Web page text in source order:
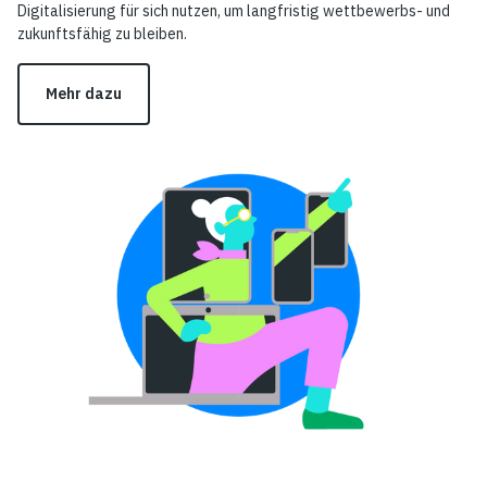
Digitalisierung für sich nutzen, um langfristig wettbewerbs- und
zukunftsfähig zu bleiben.
Mehr dazu